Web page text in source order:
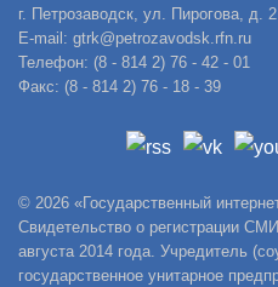
г. Петрозаводск, ул. Пирогова, д. 2
E-mail: gtrk@petrozavodsk.rfn.ru
Телефон: (8 - 814 2) 76 - 42 - 01
Факс: (8 - 814 2) 76 - 18 - 39
© 2026 «Государственный
Свидетельство о регистрации
августа 2014 года. Учредитель
государственное унитарное